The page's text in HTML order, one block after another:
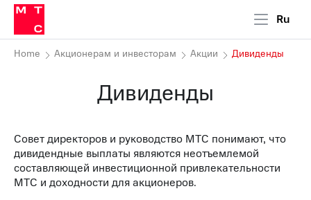
Ru
Home Акционерам и инвесторам Акции Дивиденды
Дивиденды
Совет директоров и руководство МТС понимают, что
дивидендные выплаты являются неотъемлемой
составляющей инвестиционной привлекательности
МТС и доходности для акционеров.